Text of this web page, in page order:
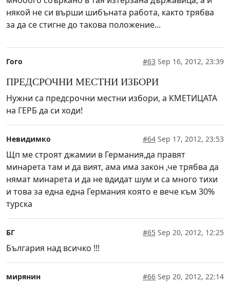
някой не си върши шибъната работа, както трябва
за да се стигне до такова положение...
Гого #63 Sep 16, 2012, 23:39
ПРЕДСРОЧНИ МЕСТНИ ИЗБОРИ
Нужни са предсрочни местни избори, а КМЕТИЦАТА
на ГЕРБ да си ходи!
Невидимко #64 Sep 17, 2012, 23:53
Щп ме строят джамии в Германия,да правят
минарета там и да вият, ама има закон ,че трябва да
нямат минарета и да не вдидат шум и са много тихи
и това за една една Германия която е вече към 30%
турска
БГ #65 Sep 20, 2012, 12:25
България над всичко !!!
мирянин #66 Sep 20, 2012, 22:14